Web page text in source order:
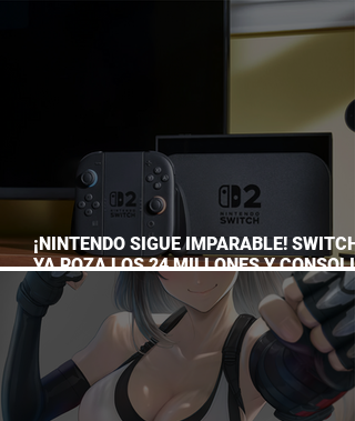
SU TERRORÍFICA COLECCIÓN DE
¡NINTENDO SIGUE IMPARABLE! SWITCH
YA ROZA LOS 24 MILLONES Y
EL DOMINIO DE LA GRAN N